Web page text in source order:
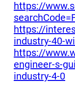
https://
https://
industry-40-
https://
engineer-s-
industry-4-0